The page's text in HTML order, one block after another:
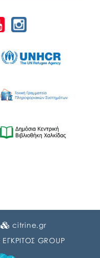
citrine.gr
ΕΓΚΡΙΤΟΣ GROUP